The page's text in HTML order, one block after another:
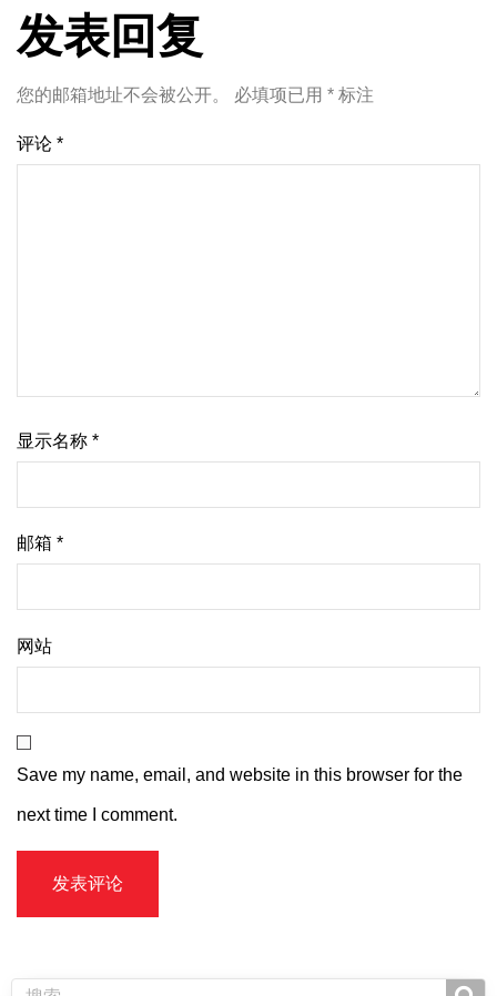
发表回复
您的邮箱地址不会被公开。 必填项已用 * 标注
评论 *
显示名称 *
邮箱 *
网站
Save my name, email, and website in this browser for the
next time I comment.